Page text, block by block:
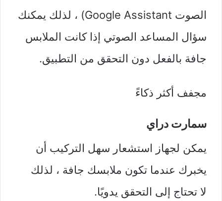
الصوت Google Assistant) ، لذلك يمكنك
سؤال المساعد الصوتي إذا كانت الملابس
جافة بالفعل دون التحقق من التطبيق.
مجفف أكثر ذكاءً
سمارت دراي
يمكن لجهاز استشعار سهل التركيب أن
يخبرك عندما تكون ملابسك جافة ، لذلك
لا تحتاج إلى التحقق يدويًا.